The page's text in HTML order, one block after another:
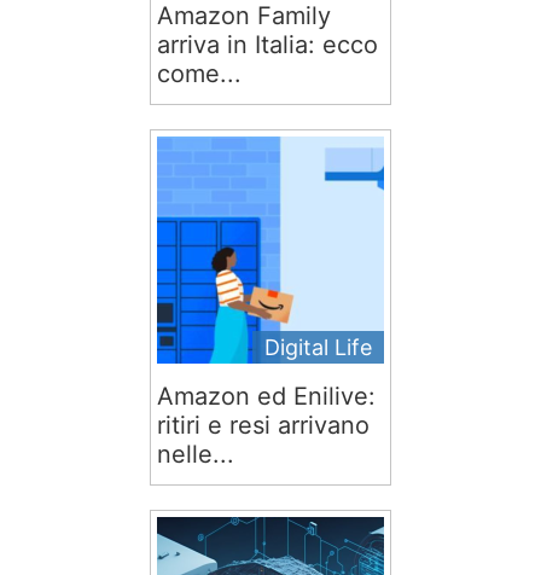
Amazon Family
arriva in Italia: ecco
come...
Digital Life
Amazon ed Enilive:
ritiri e resi arrivano
nelle...